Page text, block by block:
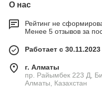
О нас
Рейтинг не
Менее 5 отзывов за
Работает с 30.11.2023
г. Алматы
пр. Райымбек 223 Д,
Алматы, Казахстан